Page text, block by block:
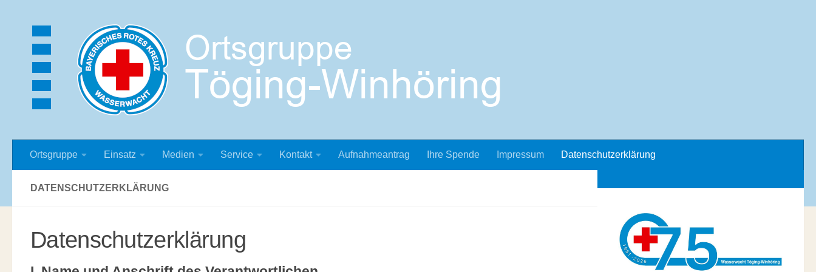
Ortsgruppe Einsatz Medien Service Kontakt Aufnahmeantrag Ihre Spende Impressum Datenschutzerklärung
DATENSCHUTZERKLÄRUNG
Datenschutzerklärung